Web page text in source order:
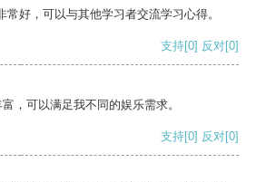
好，可以与其他学习者交流学习心得。
支持[0] 反对[0]
，可以满足我不同的娱乐需求。
支持[0] 反对[0]